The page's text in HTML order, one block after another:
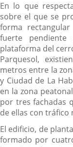
En lo que
sobre el que se
forma
fuerte
plataforma del
Parquesol,
metros entre la
y Ciudad de La
en la zona
por tres fachadas
de ellas con
El edificio, de
formado por